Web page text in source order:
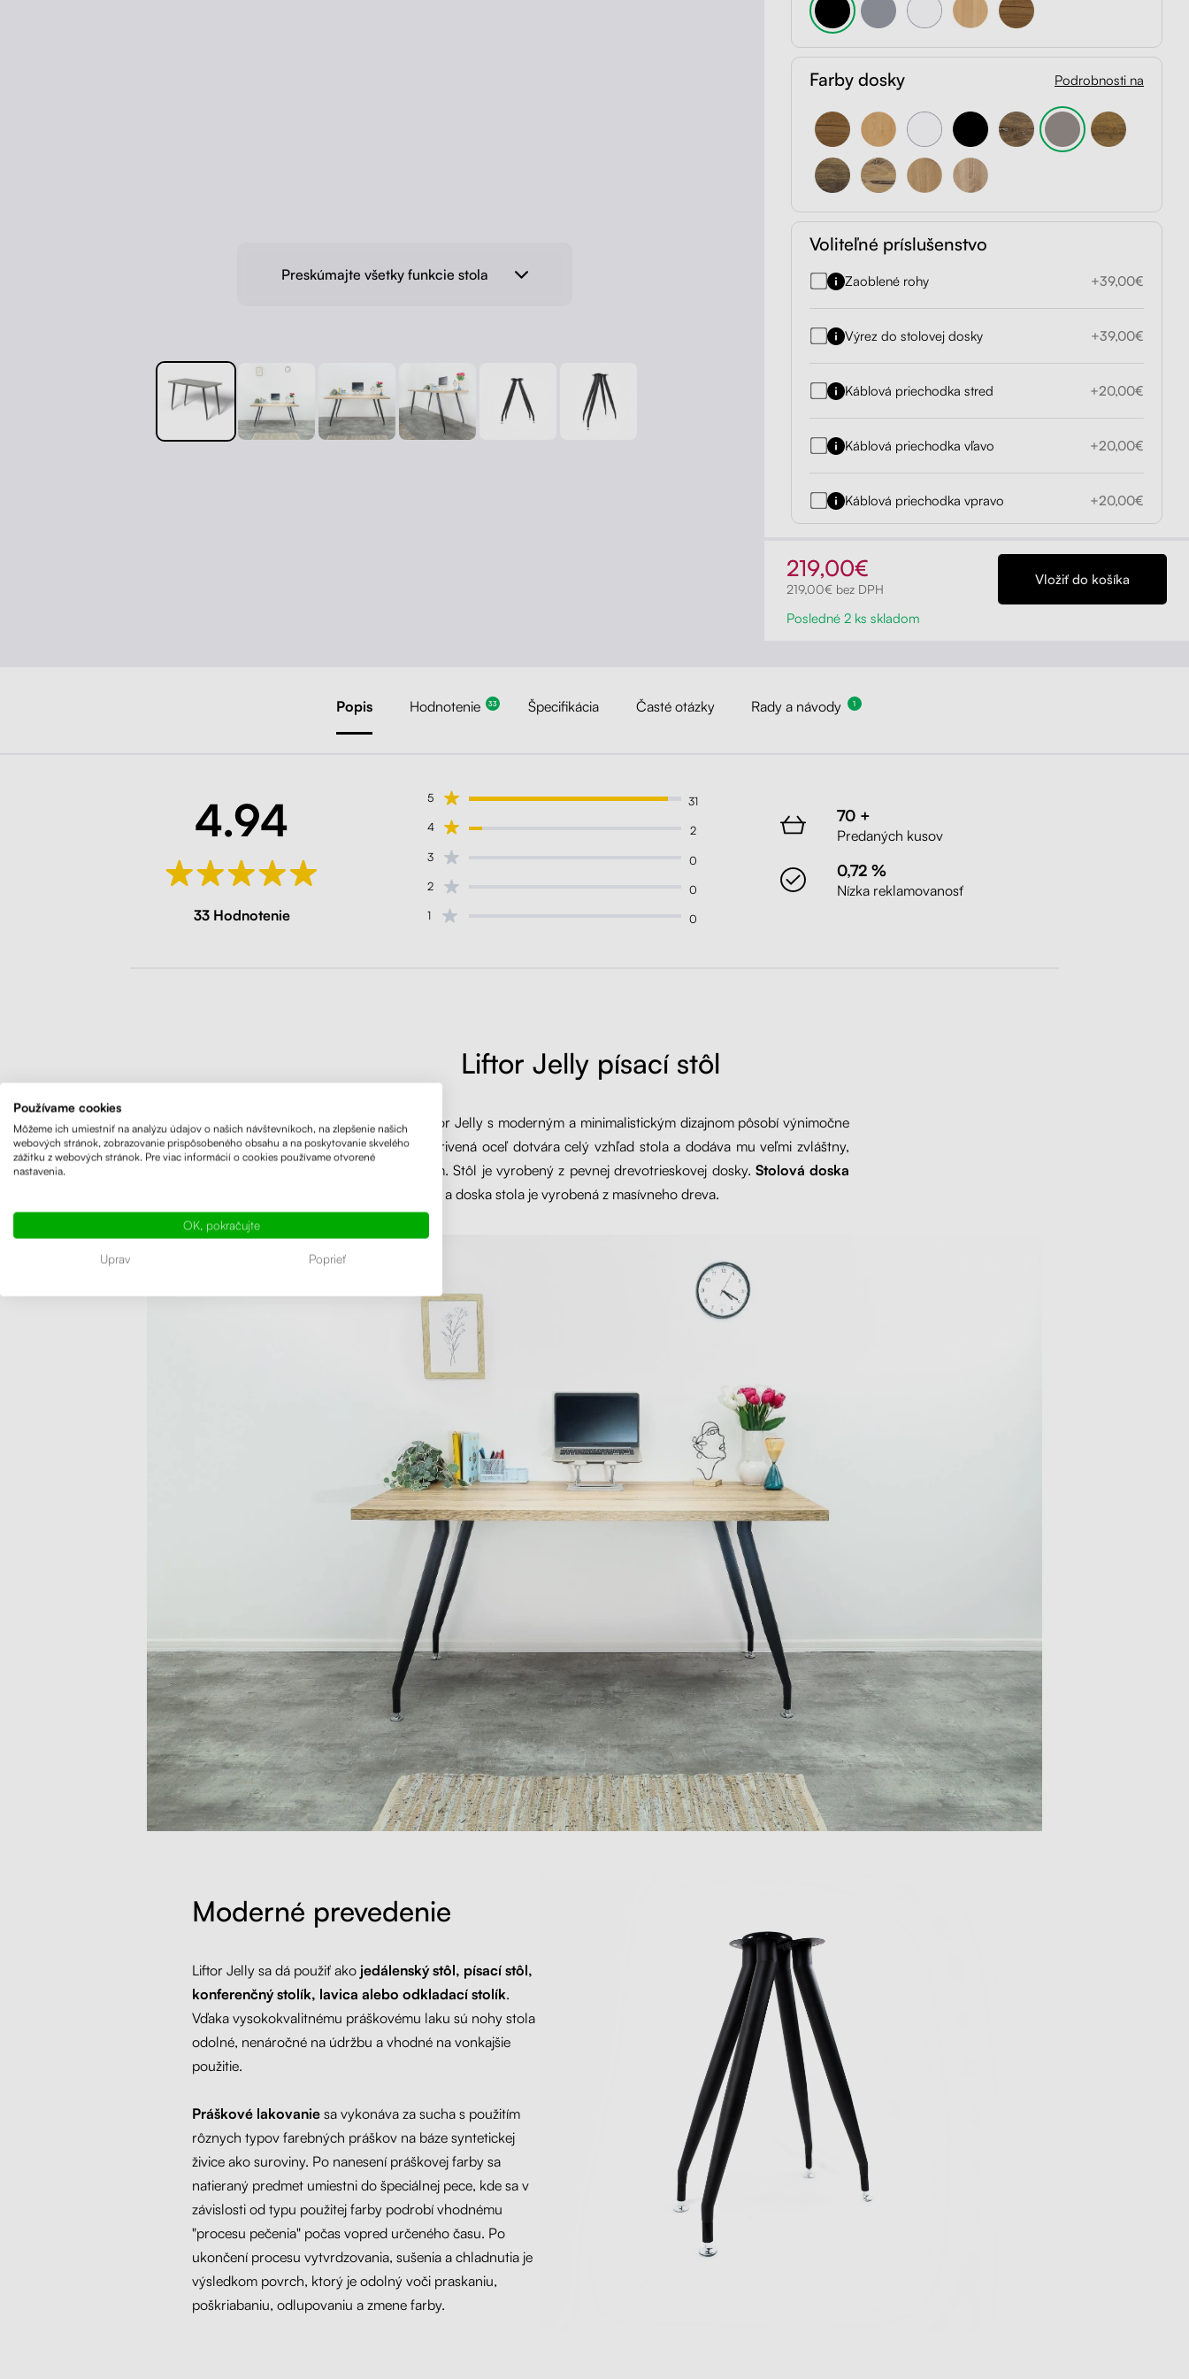
Preskúmajte všetky funkcie stola
Farby dosky Podrobnosti na
Voliteľné príslušenstvo
Zaoblené rohy +39,00€
Výrez do stolovej dosky +39,00€
Káblová priechodka stred +20,00€
Káblová priechodka vľavo +20,00€
Káblová priechodka vpravo +20,00€
219,00€
219,00€ bez DPH
Posledné 2 ks skladom
Popis Hodnotenie 33 Špecifikácia Časté otázky Rady a návody 1
4.94
33 Hodnotenie
5
31
4
2
3
0
2
0
1
0
70 +
Predaných kusov
0,72 %
Nízka reklamovanosť
Liftor Jelly písací stôl
Klasický stôl Liftor Jelly s moderným a minimalistickým dizajnom pôsobí výnimočne
a jedinečne. Zakrivená oceľ dotvára celý vzhľad stola a dodáva mu veľmi zvláštny,
industriálny šarm. Stôl je vyrobený z pevnej drevotrieskovej dosky. Stolová doska
a doska stola je vyrobená z masívneho dreva.
Moderné prevedenie
Liftor Jelly sa dá použiť ako jedálenský stôl, písací stôl,
konferenčný stolík, lavica alebo odkladací stolík.
Vďaka vysokokvalitnému práškovému laku sú nohy stola
odolné, nenáročné na údržbu a vhodné na vonkajšie
použitie.
Práškové lakovaniesa vykonáva za sucha s použitím
rôznych typov farebných práškov na báze syntetickej
živice ako suroviny. Po nanesení práškovej farby sa
natieraný predmet umiestni do špeciálnej pece, kde sa v
závislosti od typu použitej farby podrobí vhodnému
"procesu pečenia" počas vopred určeného času. Po
ukončení procesu vytvrdzovania, sušenia a chladnutia je
výsledkom povrch, ktorý je odolný voči praskaniu,
poškriabaniu, odlupovaniu a zmene farby.
Používame cookies
Môžeme ich umiestniť na analýzu údajov o našich návštevníkoch, na zlepšenie našich
webových stránok, zobrazovanie prispôsobeného obsahu a na poskytovanie skvelého
zážitku z webových stránok. Pre viac informácií o cookies používame otvorené
nastavenia.
OK, pokračujte
Uprav Poprieť